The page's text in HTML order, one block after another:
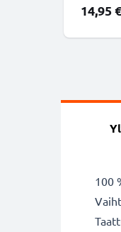
14,95 €
100